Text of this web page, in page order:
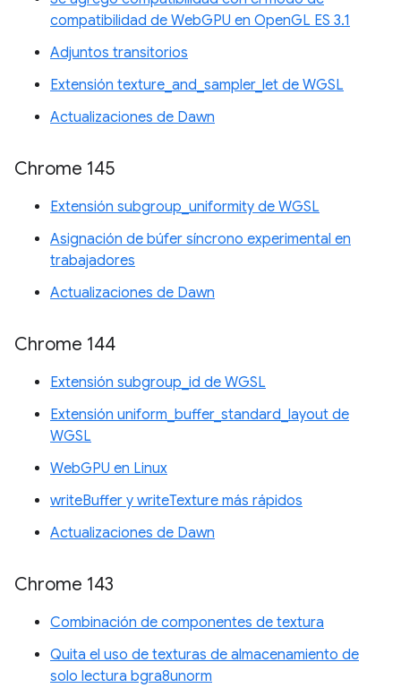
compatibilidad de WebGPU en OpenGL ES 3.1
Adjuntos transitorios
Extensión texture_and_sampler_let de WGSL
Actualizaciones de Dawn
Chrome 145
Extensión subgroup_uniformity de WGSL
Asignación de búfer síncrono experimental en
trabajadores
Actualizaciones de Dawn
Chrome 144
Extensión subgroup_id de WGSL
Extensión uniform_buffer_standard_layout de
WGSL
WebGPU en Linux
writeBuffer y writeTexture más rápidos
Actualizaciones de Dawn
Chrome 143
Combinación de componentes de textura
Quita el uso de texturas de almacenamiento de
solo lectura bgra8unorm